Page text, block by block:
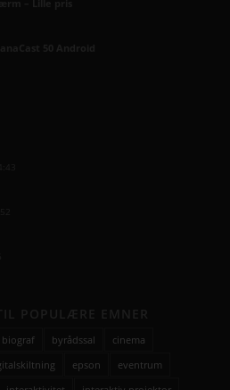
biograf byrådssal
cinema
epson
eventrum